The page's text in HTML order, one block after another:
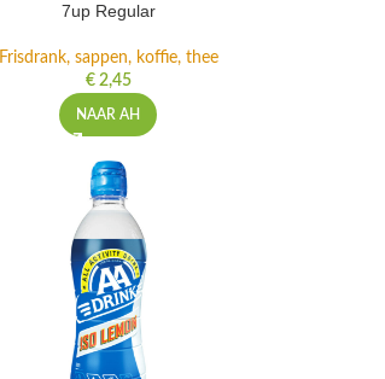
7up Regular
Frisdrank, sappen, koffie, thee
€2,45
NAAR AH